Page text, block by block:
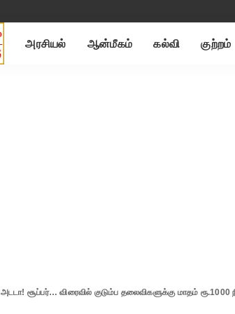
அரசியல் ஆன்மீகம் கல்வி குற்றம்
அடடா! சூப்பர்… விரைவில் குடும்ப தலைவிகளுக்கு மாதம் ரூ.1000 நிதி.. அமைச்சர்